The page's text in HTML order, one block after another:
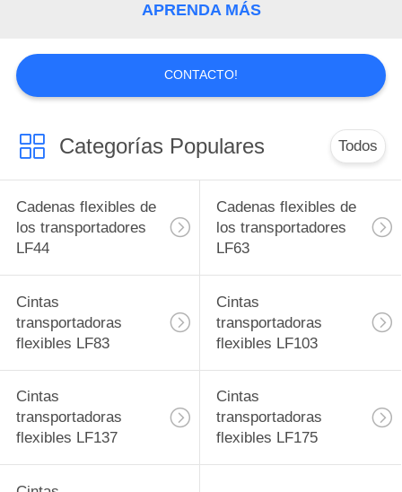
UNA
CITA
MAPA
DEL
SITIO
PRIVACY
POLICY
APRENDA MÁS
CONTACTO!
Categorías Populares Todos
Cadenas flexibles de
los transportadores
LF44
Cadenas flexibles de
los transportadores
LF63
Cintas
transportadoras
flexibles LF83
Cintas
transportadoras
flexibles LF103
Cintas
transportadoras
flexibles LF137
Cintas
transportadoras
flexibles LF175